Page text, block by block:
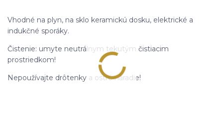
Vhodné na plyn, na sklo keramickú dosku, elektrické a
indukčné sporáky.
Čistenie: umyte neutrálnym tekutým čistiacim
prostriedkom!
Nepoužívajte drôtenky a ostré náradie!